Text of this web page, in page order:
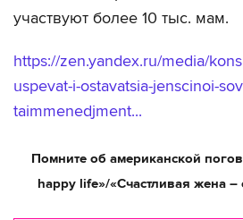
участвуют более 10 тыс. мам.
https://zen.yandex.ru/media/
uspevat-i-ostavatsia-jenscinoi-
taimmenedjment...
Помните об американской
happy life»/«Счастливая жена –